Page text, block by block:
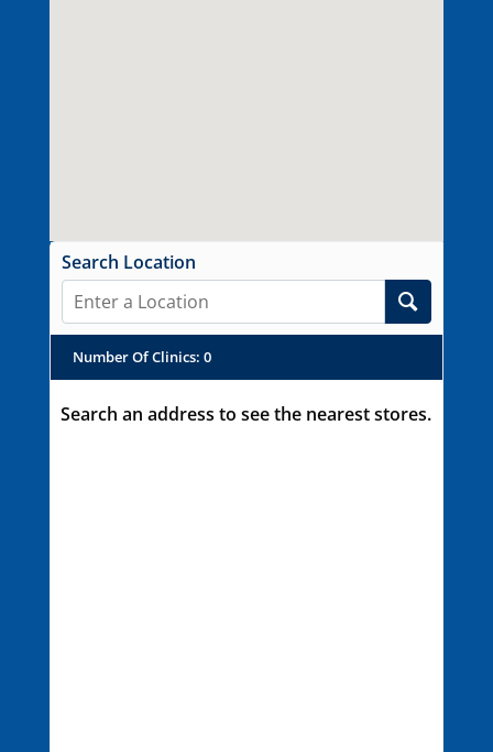
Search Location
Number Of Clinics: 0
Search an address to see the nearest stores.